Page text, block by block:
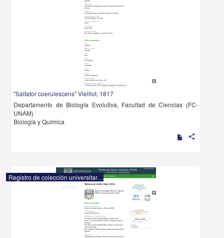
"Saltator coerulescens" Vieillot, 1817
Departamento de Biología Evolutiva, Facultad de Ciencias (FC-
UNAM)
Biología y Química
share
Registro de colección universitaria